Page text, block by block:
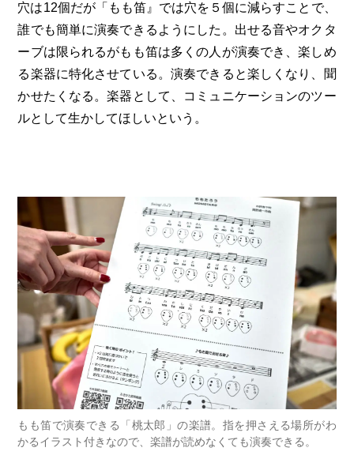
穴は12個だが「もも笛』では穴を５個に減らすことで、
誰でも簡単に演奏できるようにした。出せる音やオクタ
ーブは限られるがもも笛は多くの人が演奏でき、楽しめ
る楽器に特化させている。演奏できると楽しくなり、聞
かせたくなる。楽器として、コミュニケーションのツー
ルとして生かしてほしいという。
もも笛で演奏できる「桃太郎」の楽譜。指を押さえる場所がわ
かるイラスト付きなので、楽譜が読めなくても演奏できる。